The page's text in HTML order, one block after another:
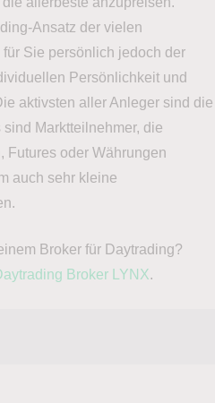
Ansatz der vielen
Sie persönlich jedoch der
Persönlichkeit und
aktivsten aller Anleger sind die
sind Marktteilnehmer, die
Futures oder Währungen
auch sehr kleine
Broker für Daytrading?
Broker LYNX.